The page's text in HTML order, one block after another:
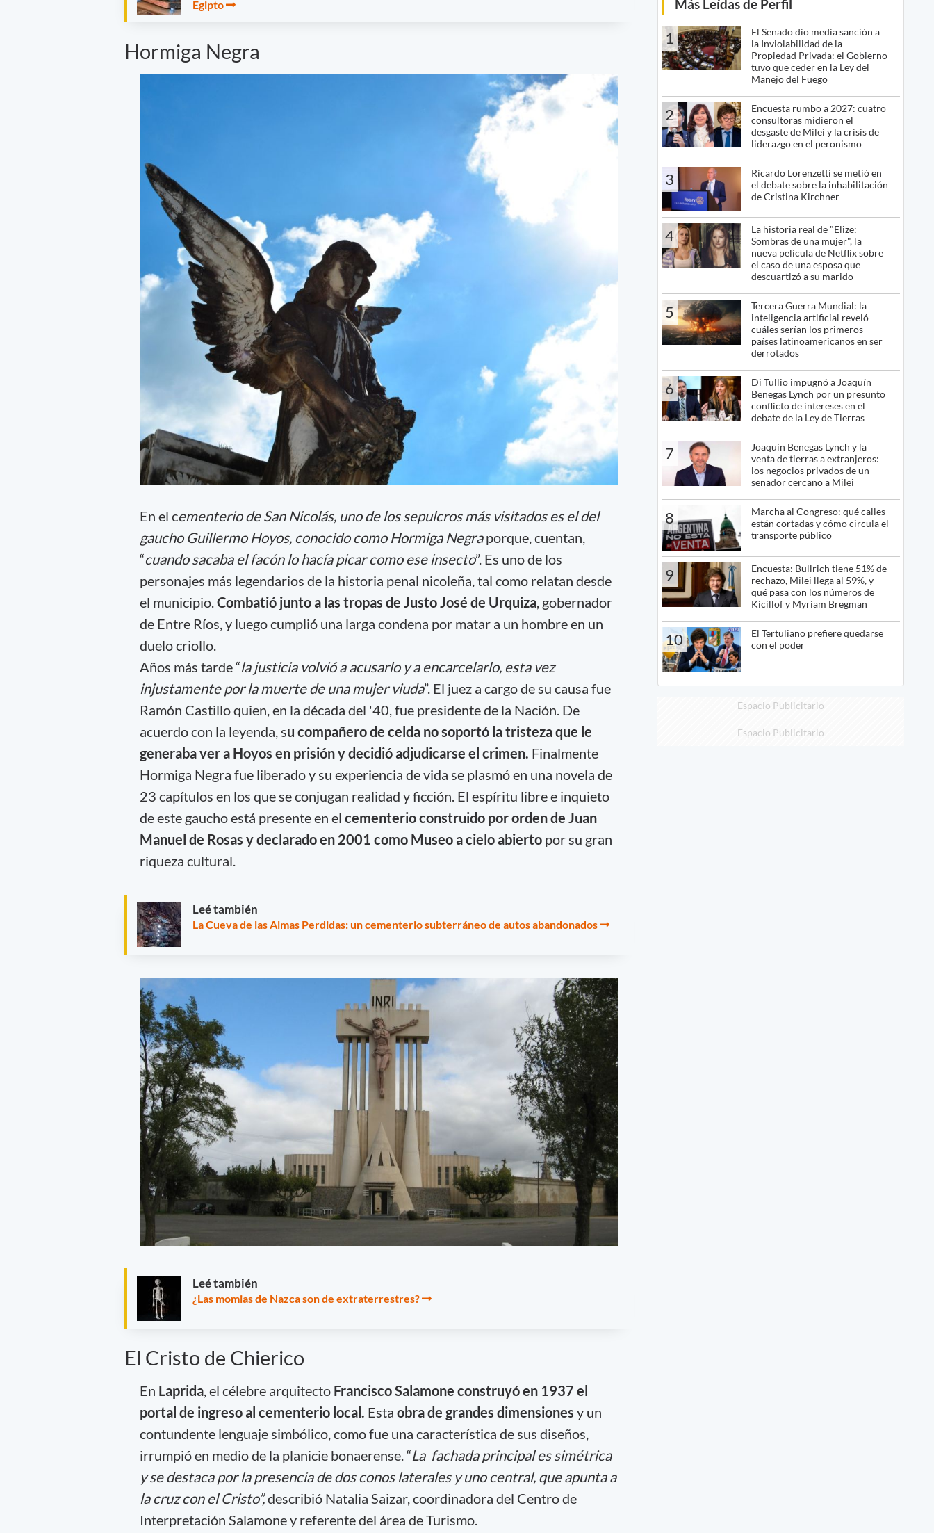
Egipto
Hormiga Negra
En el cementerio de San Nicolás, uno de los sepulcros más visitados es el del
gaucho Guillermo Hoyos, conocido como Hormiga Negraporque, cuentan,
“cuando sacaba el facón lo hacía picar como ese insecto”. Es uno de los
personajes más legendarios de la historia penal nicoleña, tal como relatan desde
el municipio.Combatió junto a las tropas de Justo José de Urquiza, gobernador
de Entre Ríos, y luego cumplió una larga condena por matar a un hombre en un
duelo criollo.
Años más tarde “la justicia volvió a acusarlo y a encarcelarlo, esta vez
injustamente por la muerte de una mujer viuda”. El juez a cargo de su causa fue
Ramón Castillo quien, en la década del '40, fue presidente de la Nación. De
acuerdo con la leyenda, su compañero de celda no soportó la tristeza que le
generaba ver a Hoyos en prisión y decidió adjudicarse el crimen. Finalmente
Hormiga Negra fue liberado y su experiencia de vida se plasmó en una novela de
23 capítulos en los que se conjugan realidad y ficción. El espíritu libre e inquieto
de este gaucho está presente en el cementerio construido por orden de Juan
Manuel de Rosas y declarado en 2001 como Museo a cielo abierto por su gran
riqueza cultural.
Leé también
La Cueva de las Almas Perdidas: un cementerio subterráneo de autos abandonados
Leé también
¿Las momias de Nazca son de extraterrestres?
El Cristo de Chierico
En Laprida, el célebre arquitecto Francisco Salamone construyó en 1937 el
portal de ingreso al cementerio local. Esta obra de grandes dimensiones y un
contundente lenguaje simbólico, como fue una característica de sus diseños,
irrumpió en medio de la planicie bonaerense. “La fachada principal es simétrica
y se destaca por la presencia de dos conos laterales y uno central, que apunta a
la cruz con el Cristo”,describió Natalia Saizar, coordinadora del Centro de
Interpretación Salamone y referente del área de Turismo.
Más Leídas de Perfil
1
El Senado dio media sanción a
la Inviolabilidad de la
Propiedad Privada: el Gobierno
tuvo que ceder en la Ley del
Manejo del Fuego
2
Encuesta rumbo a 2027: cuatro
consultoras midieron el
desgaste de Milei y la crisis de
liderazgo en el peronismo
3
Ricardo Lorenzetti se metió en
el debate sobre la inhabilitación
de Cristina Kirchner
4
La historia real de "Elize:
Sombras de una mujer", la
nueva película de Netflix sobre
el caso de una esposa que
descuartizó a su marido
5
Tercera Guerra Mundial: la
inteligencia artificial reveló
cuáles serían los primeros
países latinoamericanos en ser
derrotados
6
Di Tullio impugnó a Joaquín
Benegas Lynch por un presunto
conflicto de intereses en el
debate de la Ley de Tierras
7
Joaquín Benegas Lynch y la
venta de tierras a extranjeros:
los negocios privados de un
senador cercano a Milei
8
Marcha al Congreso: qué calles
están cortadas y cómo circula el
transporte público
9
Encuesta: Bullrich tiene 51% de
rechazo, Milei llega al 59%, y
qué pasa con los números de
Kicillof y Myriam Bregman
10
El Tertuliano prefiere quedarse
con el poder
Espacio Publicitario
Espacio Publicitario